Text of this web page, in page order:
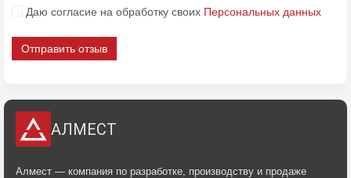
Даю согласие на обработку своих Персональных данных
Отправить отзыв
АЛМЕСТ
Алмест — компания по разработке, производству и продаже